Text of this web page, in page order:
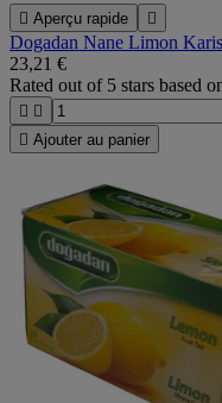
 Aperçu rapide 
Dogadan Nane Limon
23,21 €
Rated out of 5 stars based
 
 Ajouter au panier